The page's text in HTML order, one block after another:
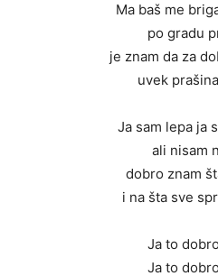
Ma baš me
po gradu
je znam da za
uvek
Ja sam lepa ja
ali nisam
dobro znam
i na šta sve
Ja to
Ja to